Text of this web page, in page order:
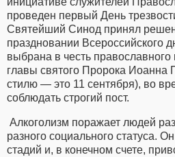
проведен первый День
Святейший Синод принял
праздновании Всероссийского
выбрана в честь православного
главы святого Пророка Иоанна
стилю — это 11 сентября), во
соблюдать строгий пост.
Алкоголизм поражает людей
разного социального статуса.
стадий и, в конечном счете,